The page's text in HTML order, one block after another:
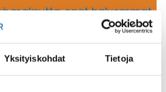
Yksityiskohdat Tietoja
maksutta, saat halvemmat
sisään nähdäksesi omat hintasi